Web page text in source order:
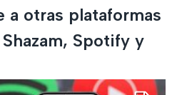
a otras plataformas
Spotify y